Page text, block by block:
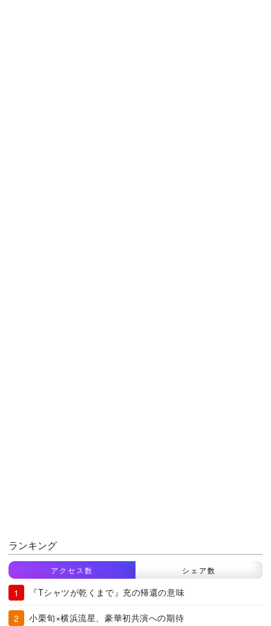
ランキング
アクセス数 シェア数
『Tシャツが乾くまで』充の帰還の意味
小栗旬×横浜流星、豪華初共演への期待